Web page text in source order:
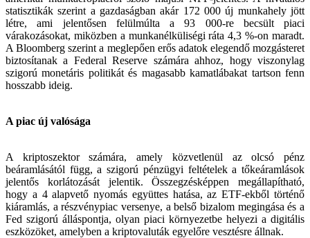
statisztikák szerint a gazdaságban akár 172 000 új munkahely jött
létre, ami jelentősen felülmúlta a 93 000-re becsült piaci
várakozásokat, miközben a munkanélküliségi ráta 4,3 %-on maradt.
A Bloomberg szerint a meglepően erős adatok elegendő mozgásteret
biztosítanak a Federal Reserve számára ahhoz, hogy viszonylag
szigorú monetáris politikát és magasabb kamatlábakat tartson fenn
hosszabb ideig.
A piac új valósága
A kriptoszektor számára, amely közvetlenül az olcsó pénz
beáramlásától függ, a szigorú pénzügyi feltételek a tőkeáramlások
jelentős korlátozását jelentik. Összegzésképpen megállapítható,
hogy a 4 alapvető nyomás együttes hatása, az ETF-ekből történő
kiáramlás, a részvénypiac versenye, a belső bizalom megingása és a
Fed szigorú álláspontja, olyan piaci környezetbe helyezi a digitális
eszközöket, amelyben a kriptovaluták egyelőre vesztésre állnak.